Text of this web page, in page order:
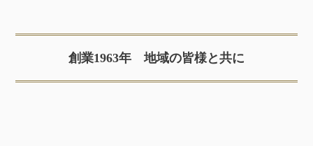
もものわ
創業1963年 地域の皆様と共に